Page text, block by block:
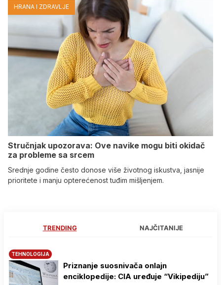
HRANA I ZDRAVLJE
Stručnjak upozorava: Ove navike mogu biti okidač
za probleme sa srcem
Srednje godine često donose više životnog iskustva, jasnije
prioritete i manju opterećenost tuđim mišljenjem.
TRENDING NAJČITANIJE
TEHNOLOGIJA
Priznanje suosnivača onlajn
enciklopedije: CIA uređuje “Vikipediju”